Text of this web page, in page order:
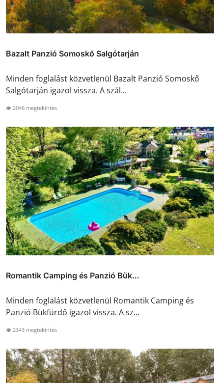
Bazalt Panzió Somoskő Salgótarján
Minden foglalást közvetlenül Bazalt Panzió Somoskő
Salgótarján igazol vissza. A szál...
2046 megtekintés
Romantik Camping és Panzió Bük...
Minden foglalást közvetlenül Romantik Camping és
Panzió Bükfürdő igazol vissza. A sz...
2343 megtekintés